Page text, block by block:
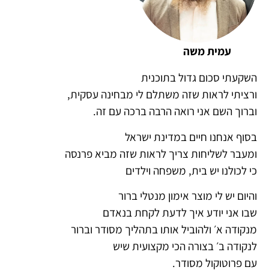
עמית משה
השקעתי סכום גדול בתוכנית
ורציתי לראות שזה משתלם לי מבחינה עסקית,
וברוך השם אני רואה הרבה ברכה עם זה.
בסוף אנחנו חיים במדינת ישראל
ומעבר לשליחות צריך לראות שזה מביא פרנסה
כי לכולנו יש בית, משפחה וילדים
והיום יש לי מוצר אימון מנטלי ברור
שבו אני יודע איך לדעת לקחת בנאדם
מנקודה א׳ ולהוביל אותו בתהליך מסודר וברור
לנקודה ב׳ בצורה הכי מקצועית שיש
עם פרוטוקול מסודר.